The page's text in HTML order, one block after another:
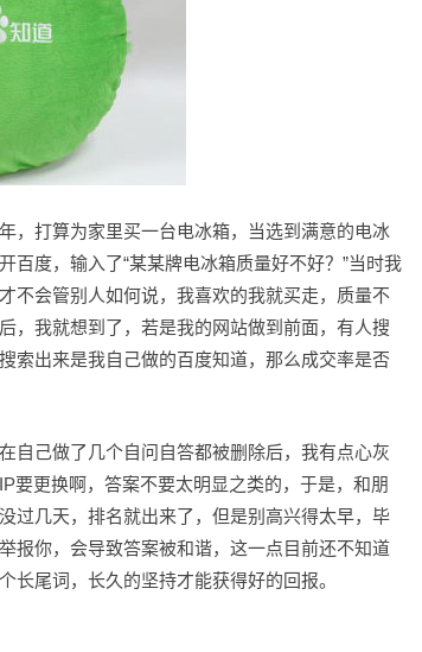
，打算为家里买一台电冰箱，当选到满意的电冰
度，输入了“某某牌电冰箱质量好不好？”当时我
不会管别人如何说，我喜欢的我就买走，质量不
，我就想到了，若是我的网站做到前面，有人搜
索出来是我自己做的百度知道，那么成交率是否
自己做了几个自问自答都被删除后，我有点心灰
要更换啊，答案不要太明显之类的，于是，和朋
过几天，排名就出来了，但是别高兴得太早，毕
报你，会导致答案被和谐，这一点目前还不知道
尾词，长久的坚持才能获得好的回报。